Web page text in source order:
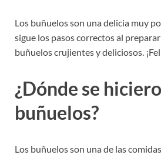
Los buñuelos son una delicia muy
sigue los pasos correctos al
buñuelos crujientes y deliciosos.
¿Dónde se
buñuelos?
Los buñuelos son una de las